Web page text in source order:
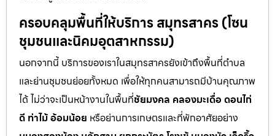
ครอบคลุมพื้นที่ให้บริการ สมุทรสาคร (โซน
ชุมชนและนิคมอุตสาหกรรม)
นอกจากนี้ บริการของเราในสมุทรสาครยังเข้าถึงพื้นที่ตำบล
และย่านชุมชนย่อยทั้งหมด เพื่อให้ทุกคนสามารถมีบ้านคุณภาพ
ได้ ไม่ว่าจะเป็นหน้างานในพื้นที่ชัยมงคล คลองมะเดื่อ ดอนไก่
ดี ท่าไม้ อ้อมน้อย หรือย่านการเกษตรและที่พักอาศัยอย่าง